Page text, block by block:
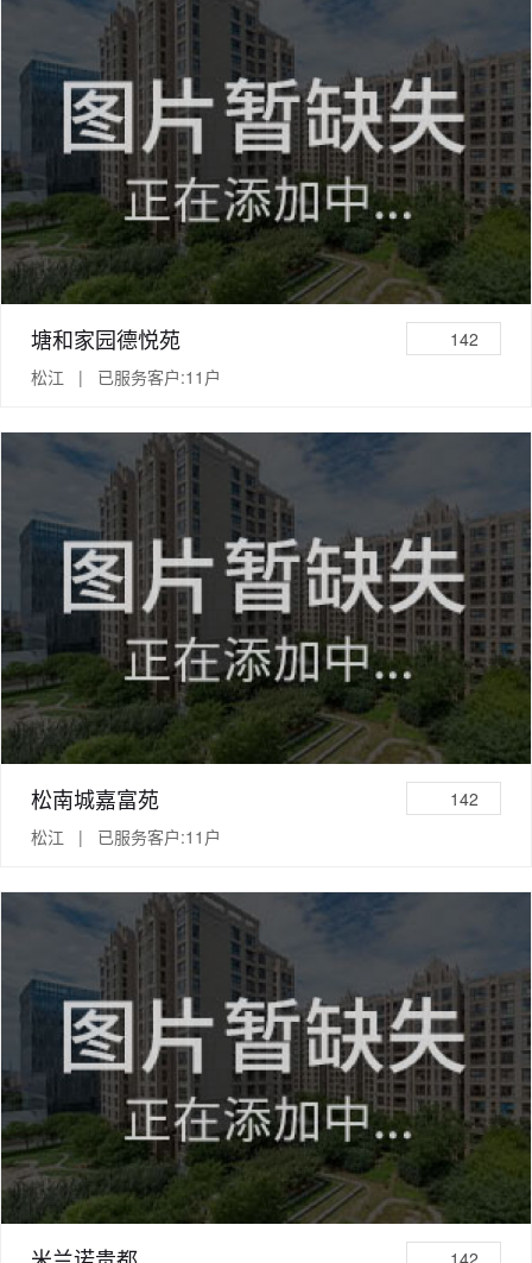
塘和家园德悦苑
142
松江 | 已服务客户:11户
松南城嘉富苑
142
松江 | 已服务客户:11户
142